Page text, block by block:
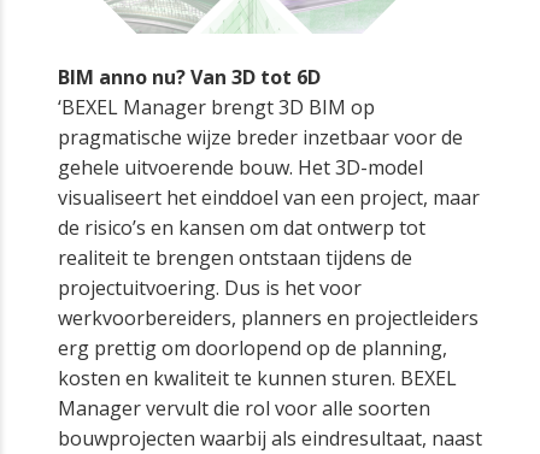
BIM anno nu? Van 3D tot 6D
‘BEXEL Manager brengt 3D BIM op
pragmatische wijze breder inzetbaar voor de
gehele uitvoerende bouw. Het 3D-model
visualiseert het einddoel van een project, maar
de risico’s en kansen om dat ontwerp tot
realiteit te brengen ontstaan tijdens de
projectuitvoering. Dus is het voor
werkvoorbereiders, planners en projectleiders
erg prettig om doorlopend op de planning,
kosten en kwaliteit te kunnen sturen. BEXEL
Manager vervult die rol voor alle soorten
bouwprojecten waarbij als eindresultaat, naast